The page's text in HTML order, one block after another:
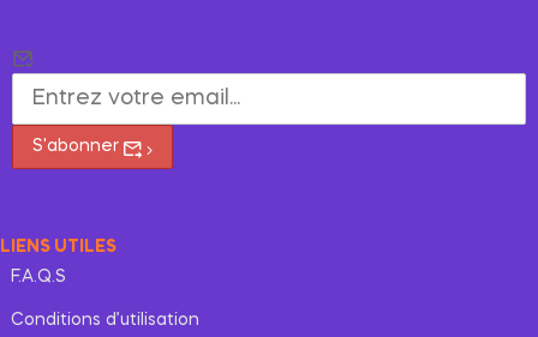
S'abonner
LIENS UTILES
F.A.Q.S
Conditions d’utilisation